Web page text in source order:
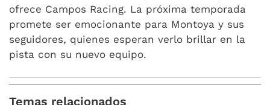
ofrece Campos Racing. La próxima temporada
promete ser emocionante para Montoya y sus
seguidores, quienes esperan verlo brillar en la
pista con su nuevo equipo.
Temas relacionados